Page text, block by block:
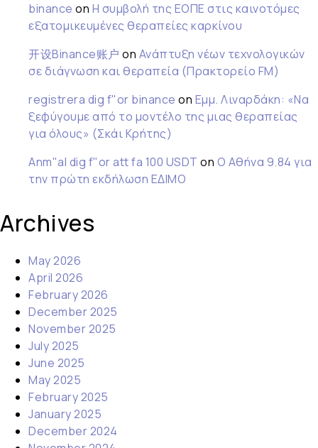
binance on Η συμβολή της ΕΟΠΕ στις καινοτόμες
εξατομικευμένες θεραπείες καρκίνου
开设Binance账户 on Ανάπτυξη νέων τεχνολογικών
σε διάγνωση και θεραπεία (Πρακτορείο FM)
registrera dig f"or binance on Εμμ. Λιναρδάκη: «Να
ξεφύγουμε από το μοντέλο της μιας θεραπείας
για όλους» (Σκάι Κρήτης)
Anm"al dig f"or att fa 100 USDT on Ο Αθήνα 9.84 για
την πρώτη εκδήλωση ΕΔΙΜΟ
Archives
May 2026
April 2026
February 2026
December 2025
November 2025
July 2025
June 2025
May 2025
February 2025
January 2025
December 2024